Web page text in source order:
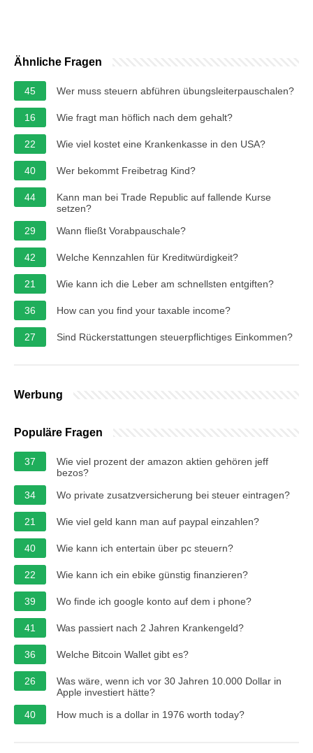
Ähnliche Fragen
45 Wer muss steuern abführen übungsleiterpauschalen?
16 Wie fragt man höflich nach dem gehalt?
22 Wie viel kostet eine Krankenkasse in den USA?
40 Wer bekommt Freibetrag Kind?
44
Kann man bei Trade Republic auf fallende Kurse
setzen?
29
Wann fließt Vorabpauschale?
42 Welche Kennzahlen für Kreditwürdigkeit?
21 Wie kann ich die Leber am schnellsten entgiften?
36 How can you find your taxable income?
27 Sind Rückerstattungen steuerpflichtiges Einkommen?
Werbung
Populäre Fragen
37
Wie viel prozent der amazon aktien gehören jeff
bezos?
34
Wo private zusatzversicherung bei steuer eintragen?
21 Wie viel geld kann man auf paypal einzahlen?
40 Wie kann ich entertain über pc steuern?
22 Wie kann ich ein ebike günstig finanzieren?
39 Wo finde ich google konto auf dem i phone?
41 Was passiert nach 2 Jahren Krankengeld?
36 Welche Bitcoin Wallet gibt es?
26
Was wäre, wenn ich vor 30 Jahren 10.000 Dollar in
Apple investiert hätte?
40
How much is a dollar in 1976 worth today?